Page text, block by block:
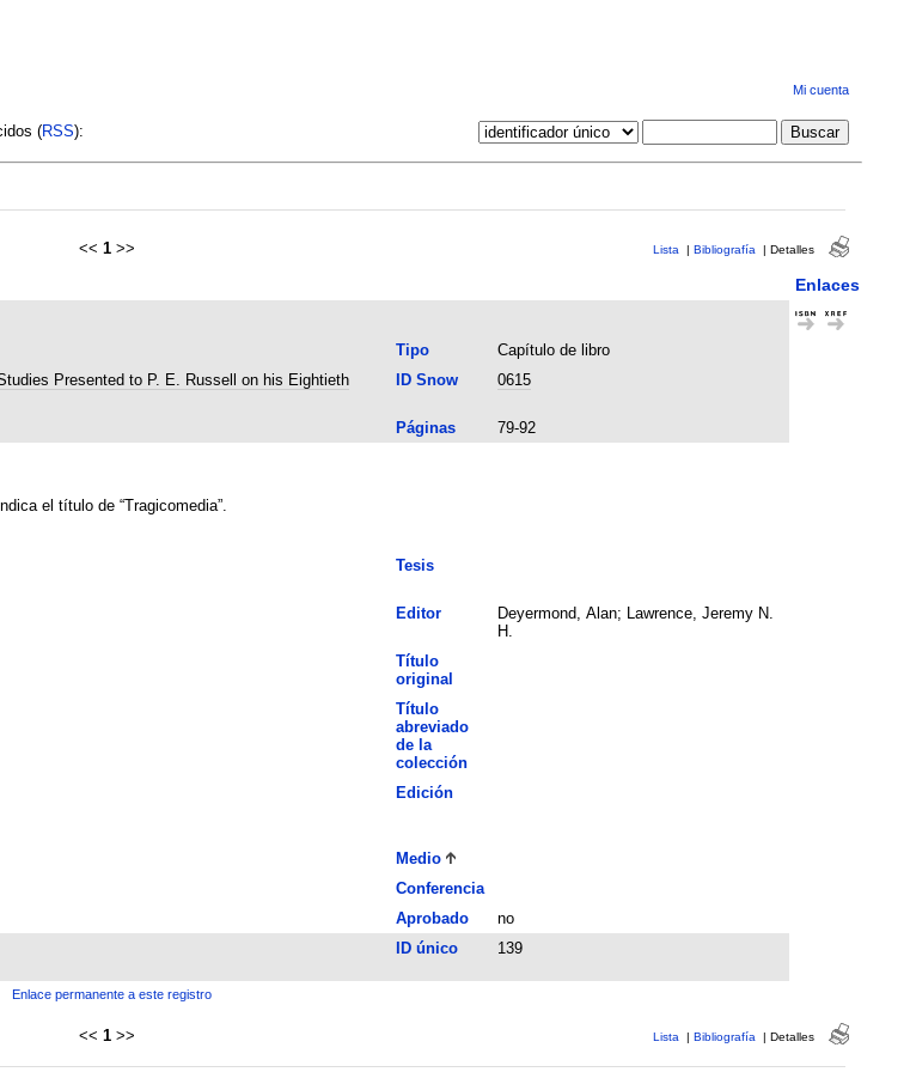
Mi cuenta
(RSS):
<< 1 >> Lista | Bibliografía | Detalles
Enlaces
Tipo
Capítulo de libro
Presented to P. E. Russell on his Eightieth
ID Snow 0615
Páginas
79-92
el título de “Tragicomedia”.
Tesis
Editor
Deyermond, Alan; Lawrence, Jeremy N.
H.
Título
original
Título
abreviado
de la
colección
Edición
Medio
Conferencia
Aprobado
no
ID único 139
Enlace permanente a este registro
<< 1 >> Lista | Bibliografía | Detalles